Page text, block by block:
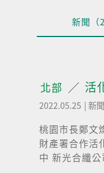
新聞（2
北部 活
2022.05.25 |新
桃園市長鄭文
財產署合作活
中 新光合纖